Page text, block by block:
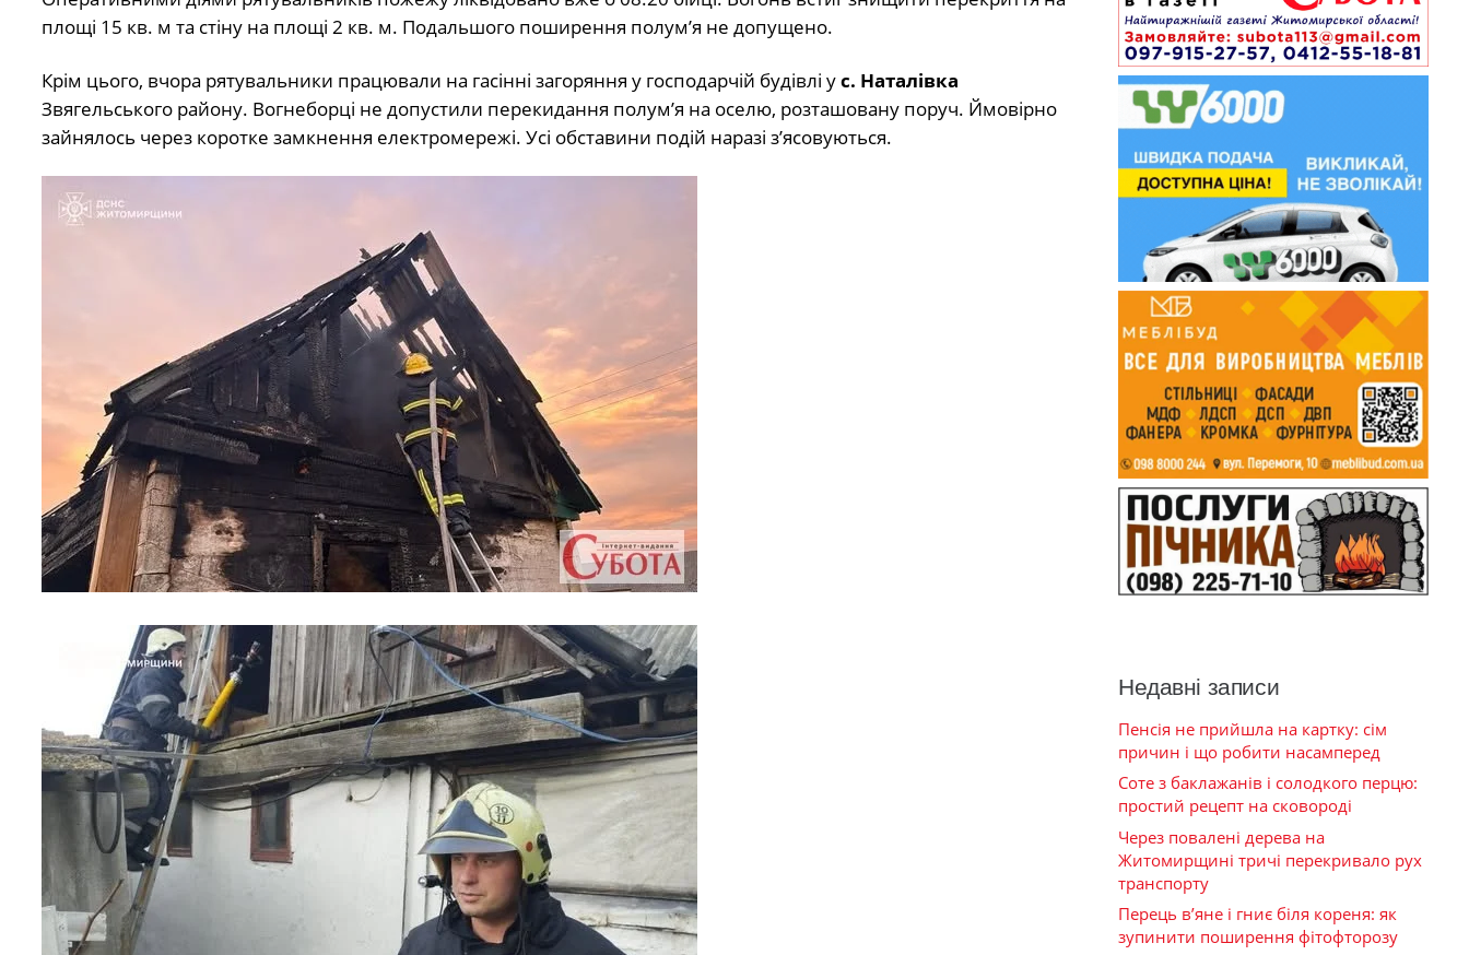
площі 15 кв. м та стіну на площі 2 кв. м. Подальшого поширення полум’я не допущено.
Крім цього, вчора рятувальники працювали на гасінні загоряння у господарчій будівлі ус. Наталівка
Звягельського району. Вогнеборці не допустили перекидання полум’я на оселю, розташовану поруч. Ймовірно
зайнялось через коротке замкнення електромережі. Усі обставини подій наразі з’ясовуються.
Недавні записи
Пенсія не прийшла на картку: сім
причин і що робити насамперед
Соте з баклажанів і солодкого перцю:
простий рецепт на сковороді
Через повалені дерева на
Житомирщині тричі перекривало рух
транспорту
Перець в’яне і гниє біля кореня: як
зупинити поширення фітофторозу